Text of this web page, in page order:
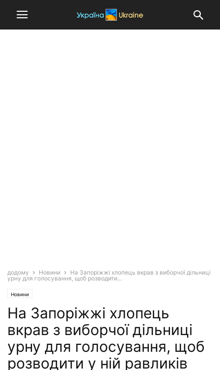
додому Новини
На Запоріжжі хлопець вкрав з виборчої дільниці
урну для голосування, щоб розводити...
Новини
На Запоріжжі хлопець
вкрав з виборчої дільниці
урну для голосування, щоб
розводити у ній равликів